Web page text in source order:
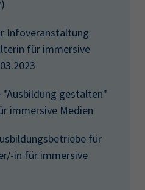
Infoveranstaltung
für immersive
"Ausbildung gestalten"
immersive Medien
für
in für immersive